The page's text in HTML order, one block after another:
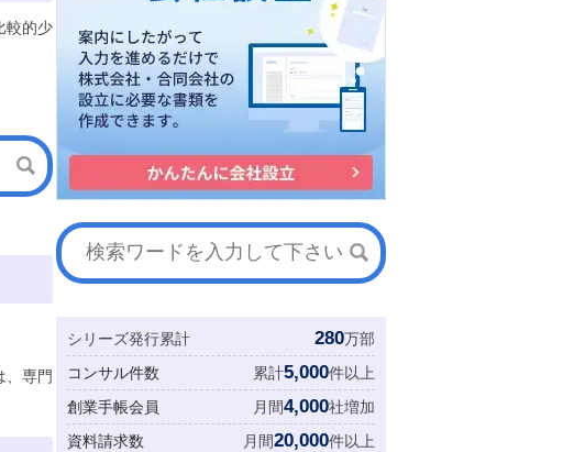
較的少
、専門
シリーズ発行累計 280万部
コンサル件数
累計5,000件以上
創業手帳会員
月間4,000社増加
資料請求数
月間20,000件以上